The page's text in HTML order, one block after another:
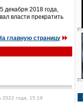
декабря 2018 года,
власти прекратить
главную страницу
2022 года, 15:19